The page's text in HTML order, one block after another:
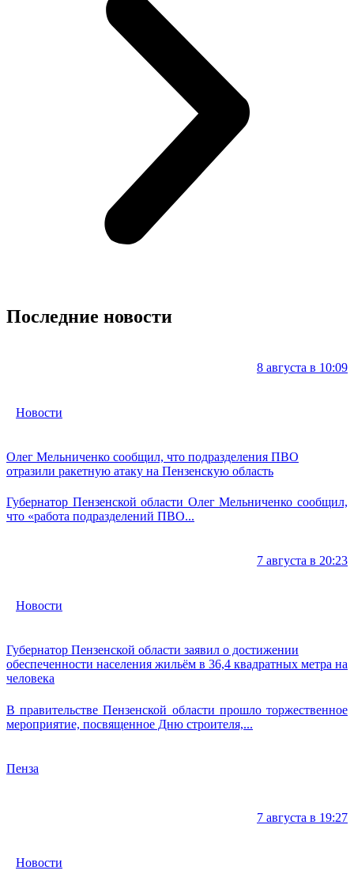
Последние новости
8 августа в 10:09
Новости
Олег Мельниченко сообщил, что подразделения ПВО
отразили ракетную атаку на Пензенскую область
Губернатор Пензенской области Олег Мельниченко сообщил,
что «работа подразделений ПВО...
7 августа в 20:23
Новости
Губернатор Пензенской области заявил о достижении
обеспеченности населения жильём в 36,4 квадратных метра на
человека
В правительстве Пензенской области прошло торжественное
мероприятие, посвященное Дню строителя,...
Пенза
7 августа в 19:27
Новости